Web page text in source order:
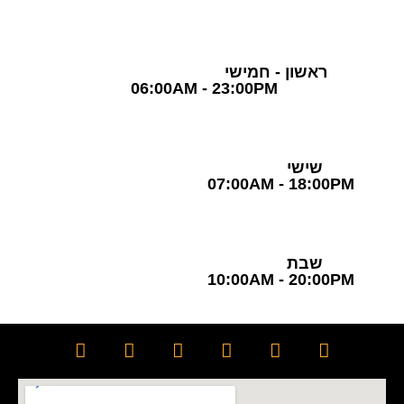
ראשון - חמישי
שישי
07:00AM - 18:00PM
שבת
10:00AM - 20:00PM